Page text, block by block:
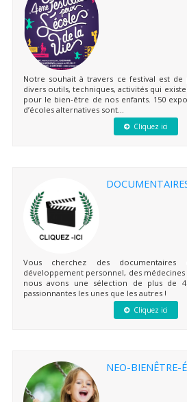
Notre souhait à travers ce festival est
divers outils, techniques, activités qui
pour le bien-être de nos enfants. 150
d’écoles alternatives sont...
Cliquez ici
Vous cherchez des
développement personnel, des
nous avons une sélection de plus de
passionnantes les unes que les autres !
Cliquez ici
NEO-BIENÊTRE-